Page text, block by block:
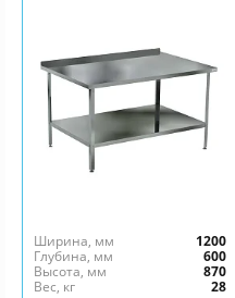
Ширина, мм
1200
Глубина, мм
600
Высота, мм
870
Вес, кг
28